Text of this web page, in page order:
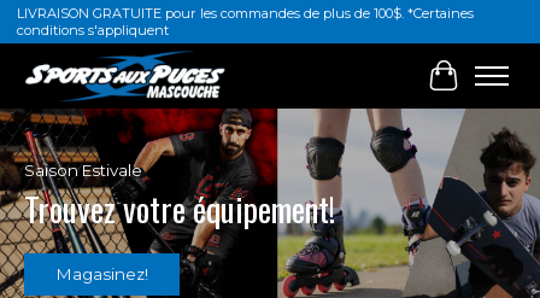
LIVRAISON GRATUITE pour les commandes de plus de 100$. *Certaines
conditions s'appliquent
Cart
Hero slideshow items
Saison Estivale
Trouvez votre équipement!
Magasinez!